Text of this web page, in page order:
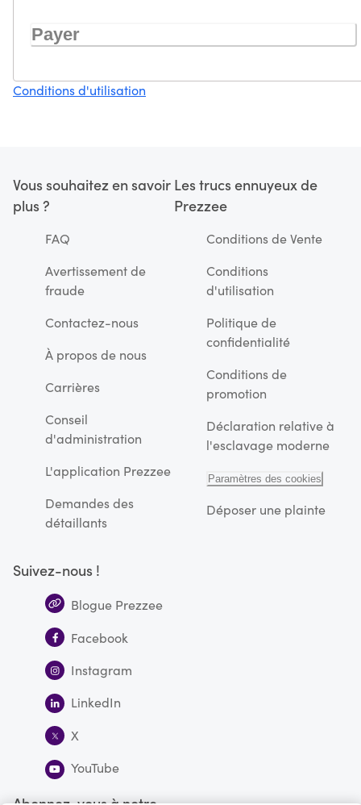
Payer
Conditions d'utilisation
Vous souhaitez en savoir
plus ?
FAQ
Avertissement de
fraude
Contactez-nous
À propos de nous
Carrières
Conseil
d'administration
L'application Prezzee
Demandes des
détaillants
Les trucs ennuyeux de
Prezzee
Conditions de Vente
Conditions
d'utilisation
Politique de
confidentialité
Conditions de
promotion
Déclaration relative à
l'esclavage moderne
Paramètres des cookies
Déposer une plainte
Suivez-nous !
Blogue Prezzee
Facebook
Instagram
LinkedIn
X
YouTube